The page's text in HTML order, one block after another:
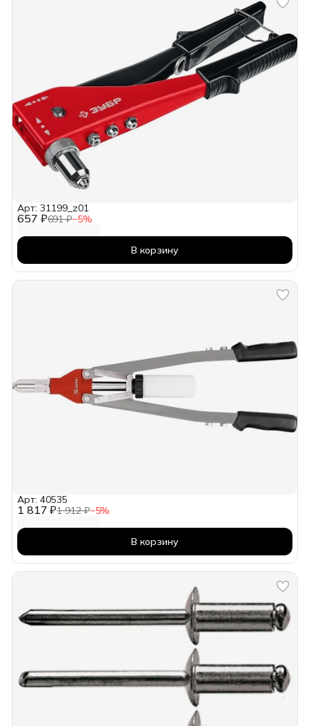
657 ₽691 ₽−5%
Арт: 31199_z01
В корзину
1 817 ₽1 912 ₽−5%
Арт: 40535
В корзину